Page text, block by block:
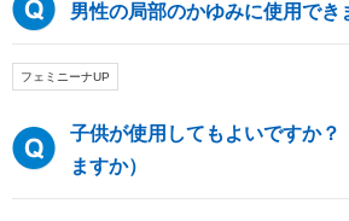
男性の局部のかゆみに使用でき
フェミニーナUP
子供が使用してもよいですか？
ますか）